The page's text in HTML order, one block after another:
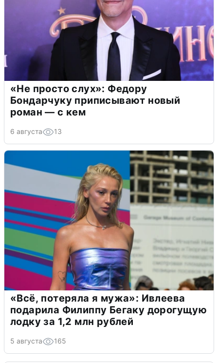
«Не просто слух»: Федору
Бондарчуку приписывают новый
роман — с кем
6 августа 13
«Всё, потеряла я мужа»: Ивлеева
подарила Филиппу Бегаку дорогущую
лодку за 1,2 млн рублей
5 августа 165